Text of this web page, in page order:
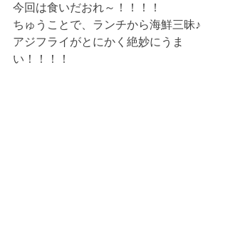
今回は食いだおれ～！！！！
ちゅうことで、ランチから海鮮三昧♪
アジフライがとにかく絶妙にうま
い！！！！